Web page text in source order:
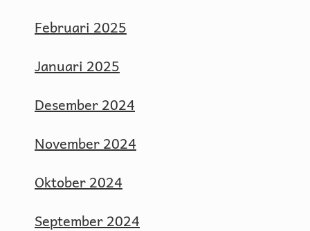
Februari 2025
Januari 2025
Desember 2024
November 2024
Oktober 2024
September 2024